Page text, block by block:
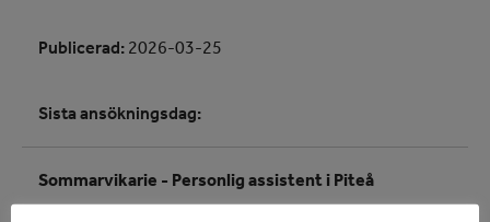
Publicerad: 2026-03-25
Sista ansökningsdag:
Sommarvikarie - Personlig assistent i Piteå